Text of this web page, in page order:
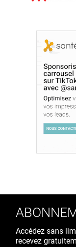
Accédez sans
recevez